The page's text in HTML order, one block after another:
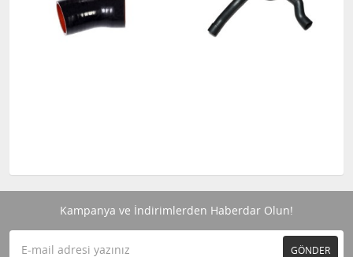
Kampanya ve İndirimlerden Haberdar Olun!
GÖNDER